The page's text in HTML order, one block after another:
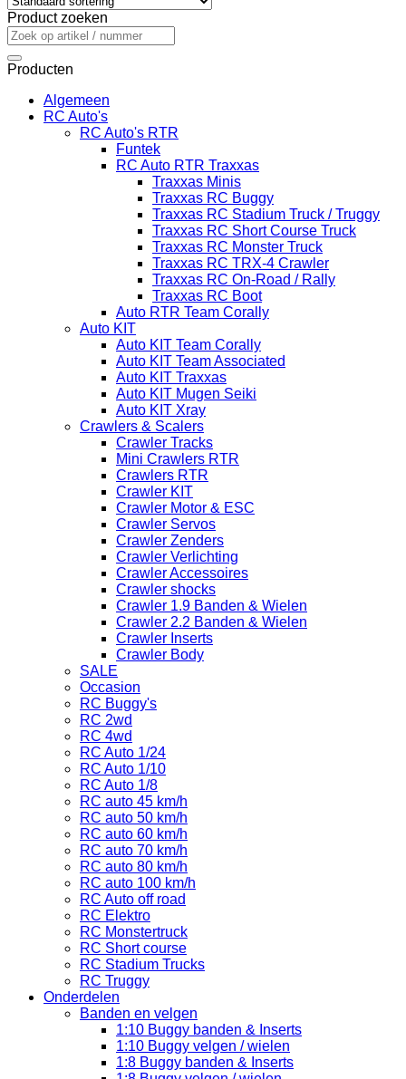
Product zoeken
Zoeken
naar:
Producten
Algemeen
RC Auto's
RC Auto's RTR
Funtek
RC Auto RTR Traxxas
Traxxas Minis
Traxxas RC Buggy
Traxxas RC Stadium Truck / Truggy
Traxxas RC Short Course Truck
Traxxas RC Monster Truck
Traxxas RC TRX-4 Crawler
Traxxas RC On-Road / Rally
Traxxas RC Boot
Auto RTR Team Corally
Auto KIT
Auto KIT Team Corally
Auto KIT Team Associated
Auto KIT Traxxas
Auto KIT Mugen Seiki
Auto KIT Xray
Crawlers & Scalers
Crawler Tracks
Mini Crawlers RTR
Crawlers RTR
Crawler KIT
Crawler Motor & ESC
Crawler Servos
Crawler Zenders
Crawler Verlichting
Crawler Accessoires
Crawler shocks
Crawler 1.9 Banden & Wielen
Crawler 2.2 Banden & Wielen
Crawler Inserts
Crawler Body
SALE
Occasion
RC Buggy's
RC 2wd
RC 4wd
RC Auto 1/24
RC Auto 1/10
RC Auto 1/8
RC auto 45 km/h
RC auto 50 km/h
RC auto 60 km/h
RC auto 70 km/h
RC auto 80 km/h
RC auto 100 km/h
RC Auto off road
RC Elektro
RC Monstertruck
RC Short course
RC Stadium Trucks
RC Truggy
Onderdelen
Banden en velgen
1:10 Buggy banden & Inserts
1:10 Buggy velgen / wielen
1:8 Buggy banden & Inserts